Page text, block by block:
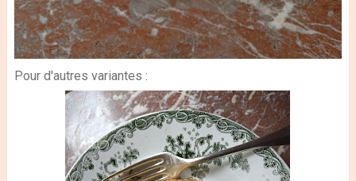
Pour d'autres variantes :